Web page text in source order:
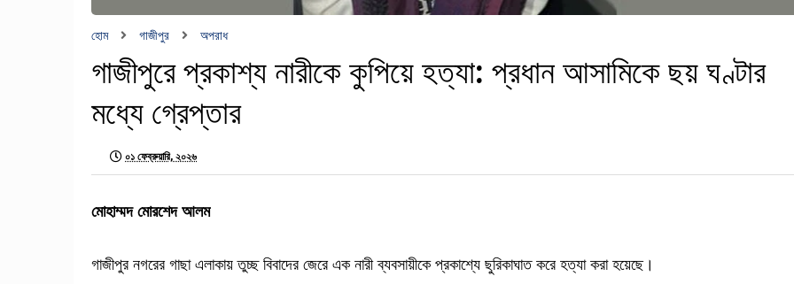
হোম গাজীপুর অপরাধ
গাজীপুরে প্রকাশ্য নারীকে কুপিয়ে হত্যা: প্রধান আসামিকে ছয় ঘণ্টার
মধ্যে গ্রেপ্তার
০১ ফেব্রুয়ারি, ২০২৬
মোহাম্মদ মোরশেদ আলম
গাজীপুর নগরের গাছা এলাকায় তুচ্ছ বিবাদের জেরে এক নারী ব্যবসায়ীকে প্রকাশ্যে ছুরিকাঘাত করে হত্যা করা হয়েছে।